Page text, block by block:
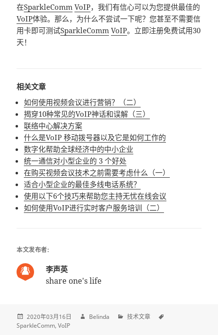
在SparkleComm VoIP，我们有信心可以为您提供最佳的
VoIP体验。那么，为什么不尝试一下呢？您甚至不需要信
用卡即可测试SparkleComm VoIP。立即注册免费试用30
天！
相关文章
如何使用视频会议进行营销？（二）
揭穿10种常见的VoIP神话和误解（三）
联络中心解决方案
什么是VoIP 移动拨号器以及它是如何工作的
数字化帮助全球经济中的中小企业
统一通信对小型企业的 3 个好处
在购买视频会议技术之前需要考虑什么（一）
适合小型企业的最佳多线电话系统？
使用以下6个技巧来帮助您主持无忧在线会议
如何使用VoIP进行实时客户服务培训（二）
本文发布者:
李声英
share one's life
2020年03月16日 Belinda
技术文章
SparkleComm VoIP